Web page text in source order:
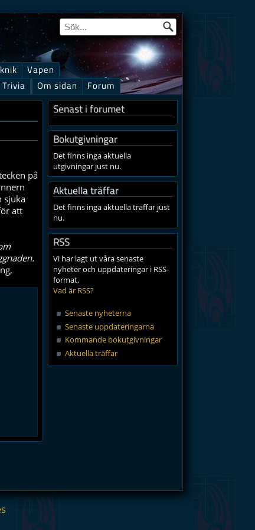
på
sjuka
att
Senast i forumet
Bokutgivningar
Det finns inga aktuella
utgivningar just nu.
Aktuella träffar
Det finns inga aktuella träffar just
nu.
RSS
Vi har lagt ut våra senaste
nyheter och uppdateringar i RSS-
format.
Vad är RSS?
Senaste nyheterna
Senaste uppdateringarna
Kommande bokutgivningar
Aktuella träffar
Vapen
Trivia Om sidan Forum